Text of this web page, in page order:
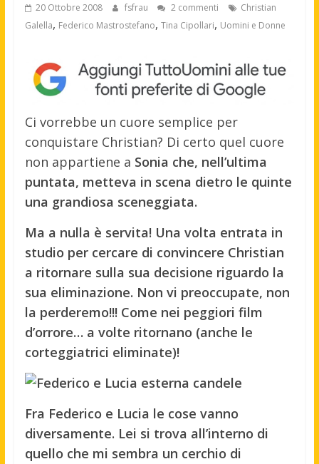
20 Ottobre 2008 fsfrau 2 commenti
Christian
Galella, Federico Mastrostefano, Tina Cipollari, Uomini e Donne
Ci vorrebbe un cuore semplice per
conquistare Christian? Di certo quel cuore
non appartiene a Sonia che, nell’ultima
puntata, metteva in scena dietro le quinte
una grandiosa sceneggiata.
Ma a nulla è servita! Una volta entrata in
studio per cercare di convincere Christian
a ritornare sulla sua decisione riguardo la
sua eliminazione. Non vi preoccupate, non
la perderemo!!! Come nei peggiori film
d’orrore… a volte ritornano (anche le
corteggiatrici eliminate)!
Fra Federico e Lucia le cose vanno
diversamente. Lei si trova all’interno di
quello che mi sembra un cerchio di